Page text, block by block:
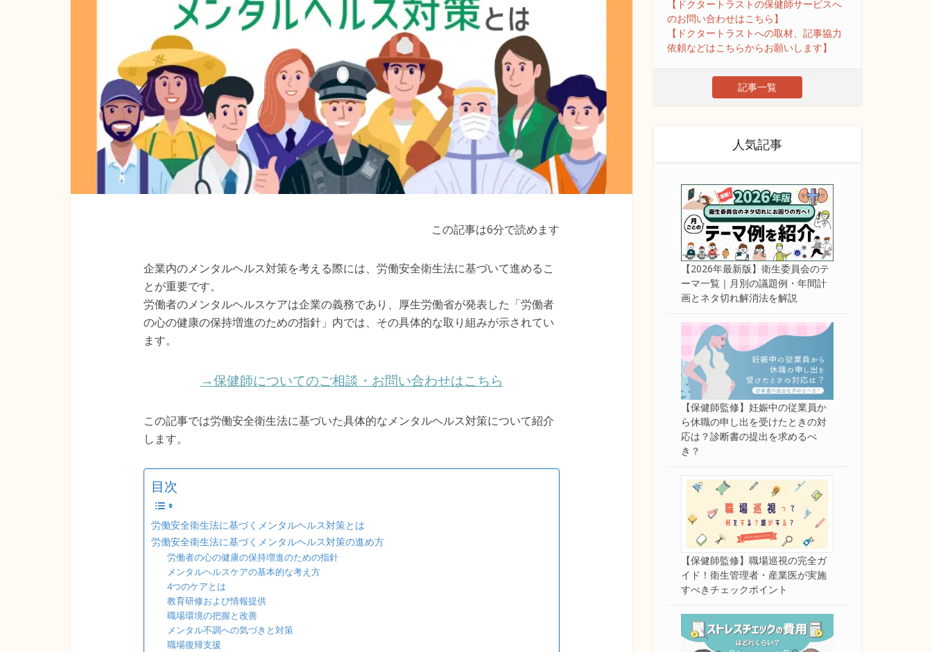
この記事は6分で読めます
企業内のメンタルヘルス対策を考える際には、労働安全衛生法に基づいて進めるこ
とが重要です。
労働者のメンタルヘルスケアは企業の義務であり、厚生労働省が発表した「労働者
の心の健康の保持増進のための指針」内では、その具体的な取り組みが示されてい
ます。
→保健師についてのご相談・お問い合わせはこちら
この記事では労働安全衛生法に基づいた具体的なメンタルヘルス対策について紹介
します。
目次
労働安全衛生法に基づくメンタルヘルス対策とは
労働安全衛生法に基づくメンタルヘルス対策の進め方
労働者の心の健康の保持増進のための指針
メンタルヘルスケアの基本的な考え方
4つのケアとは
教育研修および情報提供
職場環境の把握と改善
メンタル不調への気づきと対策
職場復帰支援
【ドクタートラストの保健師サービスへ
のお問い合わせはこちら】
【ドクタートラストへの取材、記事協力
依頼などはこちらからお願いします】
記事一覧
人気記事
【2026年最新版】衛生委員会のテ
ーマ一覧｜月別の議題例・年間計
画とネタ切れ解消法を解説
【保健師監修】妊娠中の従業員か
ら休職の申し出を受けたときの対
応は？診断書の提出を求めるべ
き？
【保健師監修】職場巡視の完全ガ
イド！衛生管理者・産業医が実施
すべきチェックポイント